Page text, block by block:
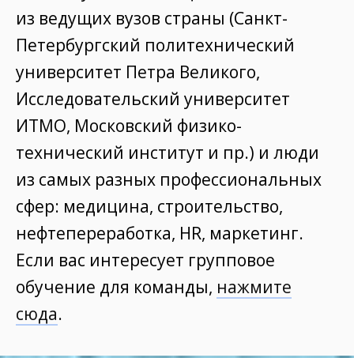
из ведущих вузов страны (Санкт-
Петербургский политехнический
университет Петра Великого,
Исследовательский университет
ИТМО, Московский физико-
технический институт и пр.) и люди
из самых разных профессиональных
сфер: медицина, строительство,
нефтепереработка, HR, маркетинг.
Если вас интересует групповое
обучение для команды, нажмите
сюда.